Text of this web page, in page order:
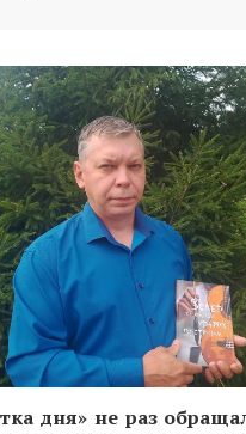
дня» не раз